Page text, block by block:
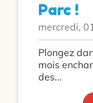
Parc !
mercredi,
Plongez
mois
des...